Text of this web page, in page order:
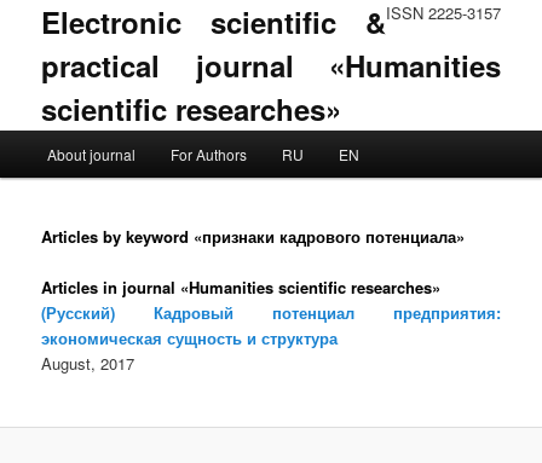
ISSN 2225-3157
Electronic scientific &
practical journal «Humanities
scientific researches»
Skip to primary content
Skip to secondary content
About journal For Authors RU EN
Articles by keyword «признаки кадрового потенциала»
Articles in journal «Humanities scientific researches»
(Русский) Кадровый потенциал предприятия:
экономическая сущность и структура
August, 2017